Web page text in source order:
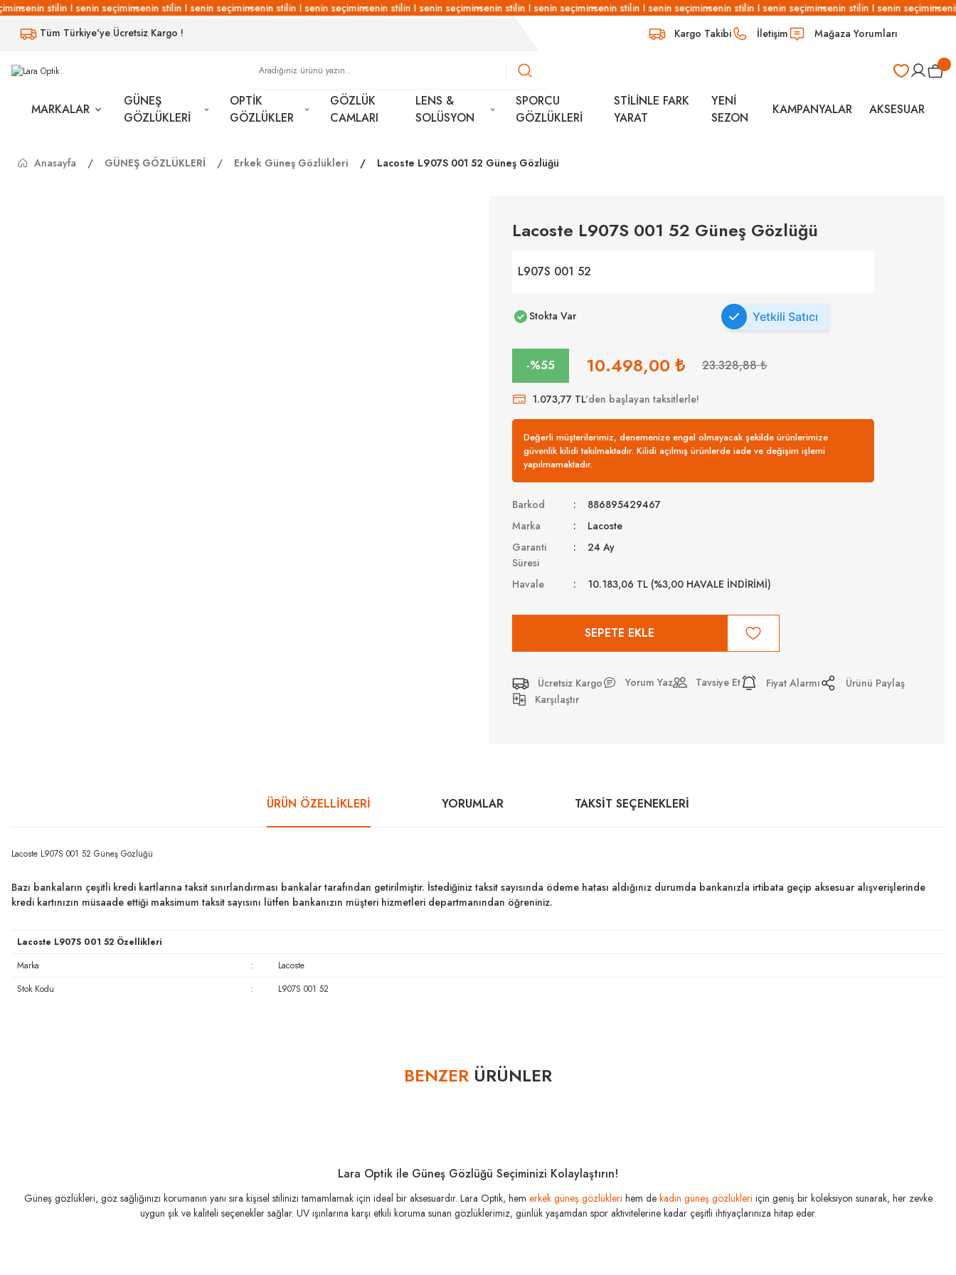
senin stilin I senin seçiminsenin stilin I senin seçiminsenin stilin I senin seçiminsenin stilin I senin seçiminsenin stilin I senin seçiminsenin stilin I senin seçiminsenin stilin I senin seçiminsenin stilin I senin seçiminsenin
Tüm Türkiye'ye Ücretsiz Kargo !
Kargo Takibi İletişim Mağaza Yorumları
MARKALAR
GÜNEŞ
GÖZLÜKLERİ
OPTİK
GÖZLÜKLER
GÖZLÜK
CAMLARI
LENS &
SOLÜSYON
SPORCU
GÖZLÜKLERİ
STİLİNLE FARK
YARAT
YENİ
SEZON
KAMPANYALAR AKSESUAR
Anasayfa GÜNEŞ GÖZLÜKLERİ Erkek Güneş Gözlükleri Lacoste L907S 001 52 Güneş Gözlüğü
Lacoste L907S 001 52 Güneş Gözlüğü
L907S 001 52
Stokta Var Yetkili Satıcı
-%55 10.498,00 ₺ 23.328,88 ₺
1.073,77 TL'den başlayan taksitlerle!
Değerli müşterilerimiz, denemenize engel olmayacak şekilde ürünlerimize
güvenlik kilidi takılmaktadır. Kilidi açılmış ürünlerde iade ve değişim işlemi
yapılmamaktadır.
Barkod
886895429467
Marka
Lacoste
Garanti
Süresi
24 Ay
Havale 10.183,06 TL (%3,00 HAVALE İNDİRİMİ)
SEPETE EKLE
Ücretsiz Kargo Yorum Yaz Tavsiye Et Fiyat Alarmı
Ürünü Paylaş
Karşılaştır
ÜRÜN ÖZELLİKLERİ YORUMLAR TAKSIT SEÇENEKLERI
Lacoste L907S 001 52 Güneş Gözlüğü
Bazı bankaların çeşitli kredi kartlarına taksit sınırlandırması bankalar tarafından getirilmiştir. İstediğiniz taksit sayısında ödeme hatası aldığınız durumda bankanızla irtibata geçip aksesuar alışverişlerinde
kredi kartınızın müsaade ettiği maksimum taksit sayısını lütfen bankanızın müşteri hizmetleri departmanından öğreniniz.
Lacoste L907S 001 52 Özellikleri
Marka
:
Lacoste
Stok Kodu
: L907S 001 52
BENZER ÜRÜNLER
Lara Optik ile Güneş Gözlüğü Seçiminizi Kolaylaştırın!
Güneş gözlükleri, göz sağlığınızı korumanın yanı sıra kişisel stilinizi tamamlamak için ideal bir aksesuardır. Lara Optik, hem erkek güneş gözlükleri hem de kadın güneş gözlükleri için geniş bir koleksiyon sunarak, her zevke
uygun şık ve kaliteli seçenekler sağlar. UV ışınlarına karşı etkili koruma sunan gözlüklerimiz, günlük yaşamdan spor aktivitelerine kadar çeşitli ihtiyaçlarınıza hitap eder.